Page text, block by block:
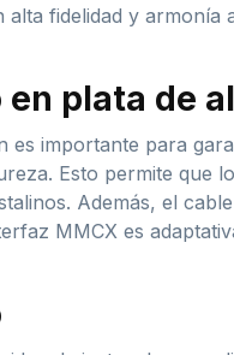
fidelidad y armonía
en plata de
es importante para
Esto permite que
Además, el
MMCX es